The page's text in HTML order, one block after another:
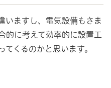
いますし、電気設備もさま
的に考えて効率的に設置工
くるのかと思います。